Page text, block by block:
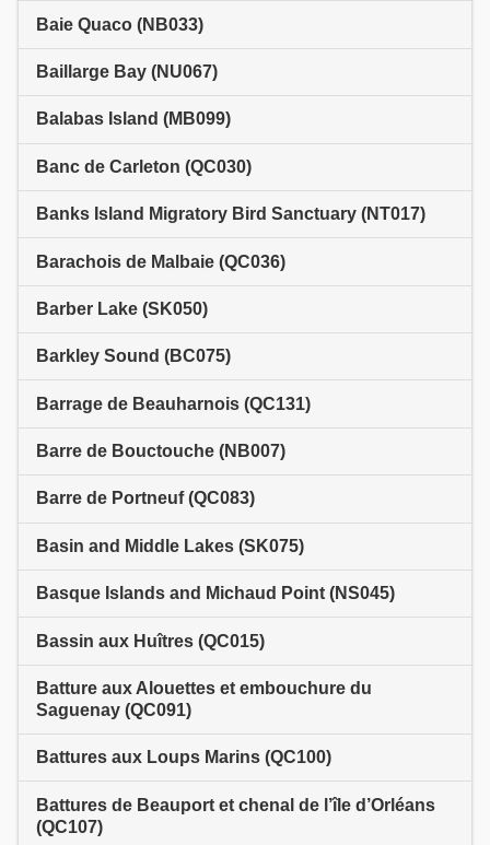
Baie Quaco (NB033)
Baillarge Bay (NU067)
Balabas Island (MB099)
Banc de Carleton (QC030)
Banks Island Migratory Bird Sanctuary (NT017)
Barachois de Malbaie (QC036)
Barber Lake (SK050)
Barkley Sound (BC075)
Barrage de Beauharnois (QC131)
Barre de Bouctouche (NB007)
Barre de Portneuf (QC083)
Basin and Middle Lakes (SK075)
Basque Islands and Michaud Point (NS045)
Bassin aux Huîtres (QC015)
Batture aux Alouettes et embouchure du
Saguenay (QC091)
Battures aux Loups Marins (QC100)
Battures de Beauport et chenal de l’île d’Orléans
(QC107)